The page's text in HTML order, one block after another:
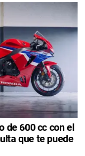
de 600 cc con el
que te puede